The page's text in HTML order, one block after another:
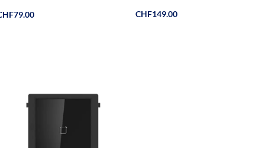
79.00 CHF149.00